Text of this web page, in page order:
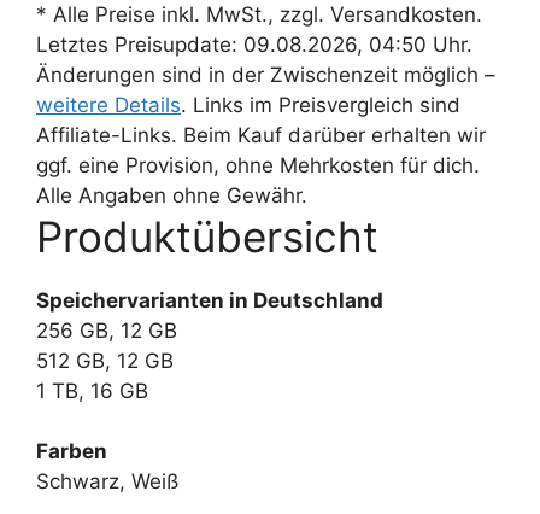
* Alle Preise inkl. MwSt., zzgl. Versandkosten.
Letztes Preisupdate: 09.08.2026, 04:50 Uhr.
Änderungen sind in der Zwischenzeit möglich –
weitere Details. Links im Preisvergleich sind
Affiliate-Links. Beim Kauf darüber erhalten wir
ggf. eine Provision, ohne Mehrkosten für dich.
Alle Angaben ohne Gewähr.
Produktübersicht
Speichervarianten in Deutschland
256 GB, 12 GB
512 GB, 12 GB
1 TB, 16 GB
Farben
Schwarz, Weiß